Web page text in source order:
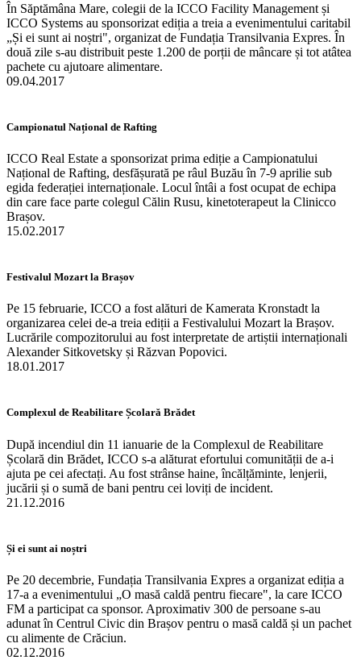
În Săptămâna Mare, colegii de la ICCO Facility Management și
ICCO Systems au sponsorizat ediția a treia a evenimentului caritabil
„Și ei sunt ai noștri", organizat de Fundația Transilvania Expres. În
două zile s-au distribuit peste 1.200 de porții de mâncare și tot atâtea
pachete cu ajutoare alimentare.
09.04.2017
Campionatul Național de Rafting
ICCO Real Estate a sponsorizat prima ediție a Campionatului
Național de Rafting, desfășurată pe râul Buzău în 7-9 aprilie sub
egida federației internaționale. Locul întâi a fost ocupat de echipa
din care face parte colegul Călin Rusu, kinetoterapeut la Clinicco
Brașov.
15.02.2017
Festivalul Mozart la Brașov
Pe 15 februarie, ICCO a fost alături de Kamerata Kronstadt la
organizarea celei de-a treia ediții a Festivalului Mozart la Brașov.
Lucrările compozitorului au fost interpretate de artiștii internaționali
Alexander Sitkovetsky și Răzvan Popovici.
18.01.2017
Complexul de Reabilitare Școlară Brădet
După incendiul din 11 ianuarie de la Complexul de Reabilitare
Școlară din Brădet, ICCO s-a alăturat efortului comunității de a-i
ajuta pe cei afectați. Au fost strânse haine, încălțăminte, lenjerii,
jucării și o sumă de bani pentru cei loviți de incident.
21.12.2016
Și ei sunt ai noștri
Pe 20 decembrie, Fundația Transilvania Expres a organizat ediția a
17-a a evenimentului „O masă caldă pentru fiecare", la care ICCO
FM a participat ca sponsor. Aproximativ 300 de persoane s-au
adunat în Centrul Civic din Brașov pentru o masă caldă și un pachet
cu alimente de Crăciun.
02.12.2016